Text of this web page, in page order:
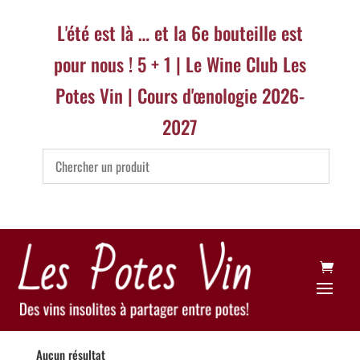
L'été est là … et la 6e bouteille est
pour nous ! 5 + 1 | Le Wine Club Les
Potes Vin | Cours d'œnologie 2026-
2027
Aucun résultat